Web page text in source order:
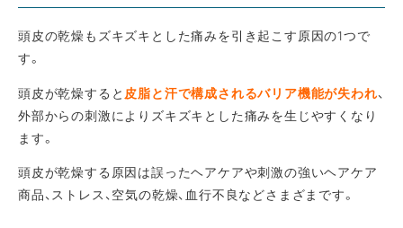
頭皮の乾燥もズキズキとした痛みを引き起こす原因の1つで
す。
頭皮が乾燥すると 皮脂と汗で構成されるバリア機能が失われ、
外部からの刺激によりズキズキとした痛みを生じやすくなり
ます。
頭皮が乾燥する原因は誤ったヘアケアや刺激の強いヘアケア
商品、ストレス、空気の乾燥、血行不良などさまざまです。